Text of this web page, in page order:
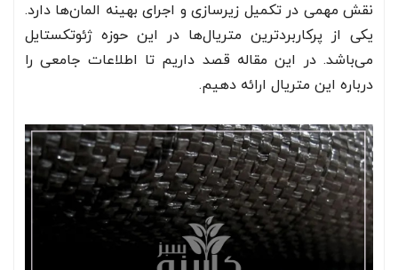
نقش مهمی در تکمیل زیرسازی و اجرای بهینه المان‌ها دارد.
یکی از پرکاربردترین متریال‌ها در این حوزه ژئوتکستایل
می‌باشد. در این مقاله قصد داریم تا اطلاعات جامعی را
درباره این متریال ارائه دهیم.